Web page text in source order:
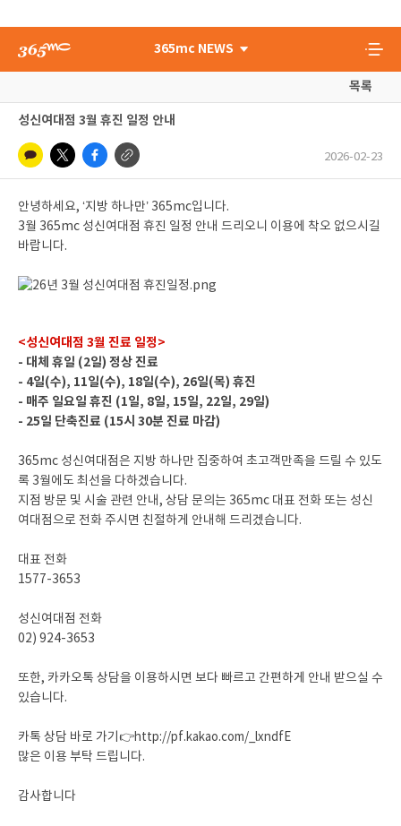
365mc NEWS
목록
성신여대점 3월 휴진 일정 안내
2026-02-23
안녕하세요, ‘지방 하나만’ 365mc입니다.
3월 365mc 성신여대점 휴진 일정 안내 드리오니 이용에 착오 없으시길
바랍니다.
<성신여대점 3월 진료 일정>
- 대체 휴일 (2일) 정상 진료
- 4일(수), 11일(수), 18일(수), 26일(목) 휴진
- 매주 일요일 휴진 (1일, 8일, 15일, 22일, 29일)
- 25일 단축진료 (15시 30분 진료 마감)
365mc 성신여대점은 지방 하나만 집중하여 초고객만족을 드릴 수 있도
록 3월에도 최선을 다하겠습니다.
지점 방문 및 시술 관련 안내, 상담 문의는 365mc 대표 전화 또는 성신
여대점으로 전화 주시면 친절하게 안내해 드리겠습니다.
대표 전화
1577-3653
성신여대점 전화
02) 924-3653
또한, 카카오톡 상담을 이용하시면 보다 빠르고 간편하게 안내 받으실 수
있습니다.
카톡 상담 바로 가기👉http://pf.kakao.com/_lxndfE
많은 이용 부탁 드립니다.
감사합니다